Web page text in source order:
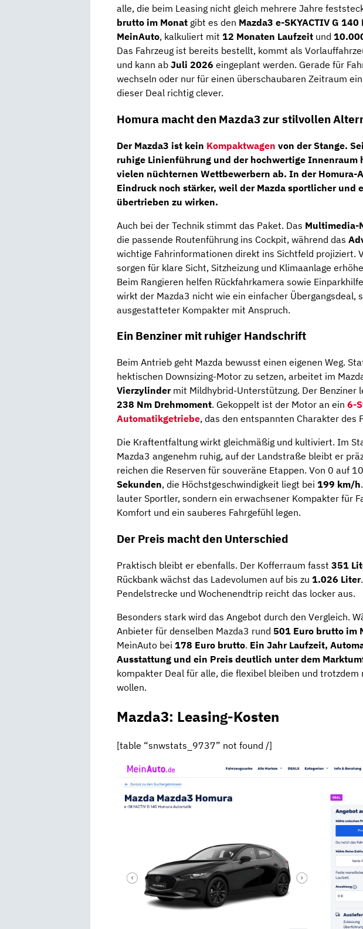
alle, die beim Leasing nicht gleich mehrere Jahre
brutto im Monat gibt es den Mazda3 e-SKYACTIV G
MeinAuto, kalkuliert mit 12 Monaten Laufzeit und
Das Fahrzeug ist bereits bestellt, kommt als
und kann ab Juli 2026 eingeplant werden. Gerade für
wechseln oder nur für einen überschaubaren Zeitraum
dieser Deal richtig clever.
Homura macht den Mazda3 zur stilvollen
Der Mazda3 ist kein Kompaktwagen von der Stange.
ruhige Linienführung und der hochwertige Innenraum
vielen nüchternen Wettbewerbern ab. In der Homura-
Eindruck noch stärker, weil der Mazda sportlicher und
übertrieben zu wirken.
Auch bei der Technik stimmt das Paket. Das Multimedia-
die passende Routenführung ins Cockpit, während das
wichtige Fahrinformationen direkt ins Sichtfeld projiziert.
sorgen für klare Sicht, Sitzheizung und Klimaanlage
Beim Rangieren helfen Rückfahrkamera sowie
wirkt der Mazda3 nicht wie ein einfacher Übergangsdeal,
ausgestatteter Kompakter mit Anspruch.
Ein Benziner mit ruhiger Handschrift
Beim Antrieb geht Mazda bewusst einen eigenen Weg.
hektischen Downsizing-Motor zu setzen, arbeitet im
Vierzylindermit Mildhybrid-Unterstützung. Der Benziner
238 Nm Drehmoment. Gekoppelt ist der Motor an ein 6-
Automatikgetriebe, das den entspannten Charakter des
Die Kraftentfaltung wirkt gleichmäßig und kultiviert. Im
Mazda3 angenehm ruhig, auf der Landstraße bleibt er
reichen die Reserven für souveräne Etappen. Von 0 auf
Sekunden, die Höchstgeschwindigkeit liegt bei 199 km/h
lauter Sportler, sondern ein erwachsener Kompakter für
Komfort und ein sauberes Fahrgefühl legen.
Der Preis macht den Unterschied
Praktisch bleibt er ebenfalls. Der Kofferraum fasst 351
Rückbank wächst das Ladevolumen auf bis zu 1.026 Liter
Pendelstrecke und Wochenendtrip reicht das locker aus.
Besonders stark wird das Angebot durch den Vergleich.
Anbieter für denselben Mazda3 rund 501 Euro brutto im
MeinAuto bei 178 Euro brutto. Ein Jahr Laufzeit,
Ausstattung und ein Preis deutlich unter dem
kompakter Deal für alle, die flexibel bleiben und trotzdem
wollen.
Mazda3: Leasing-Kosten
[table “snwstats_9737” not found /]